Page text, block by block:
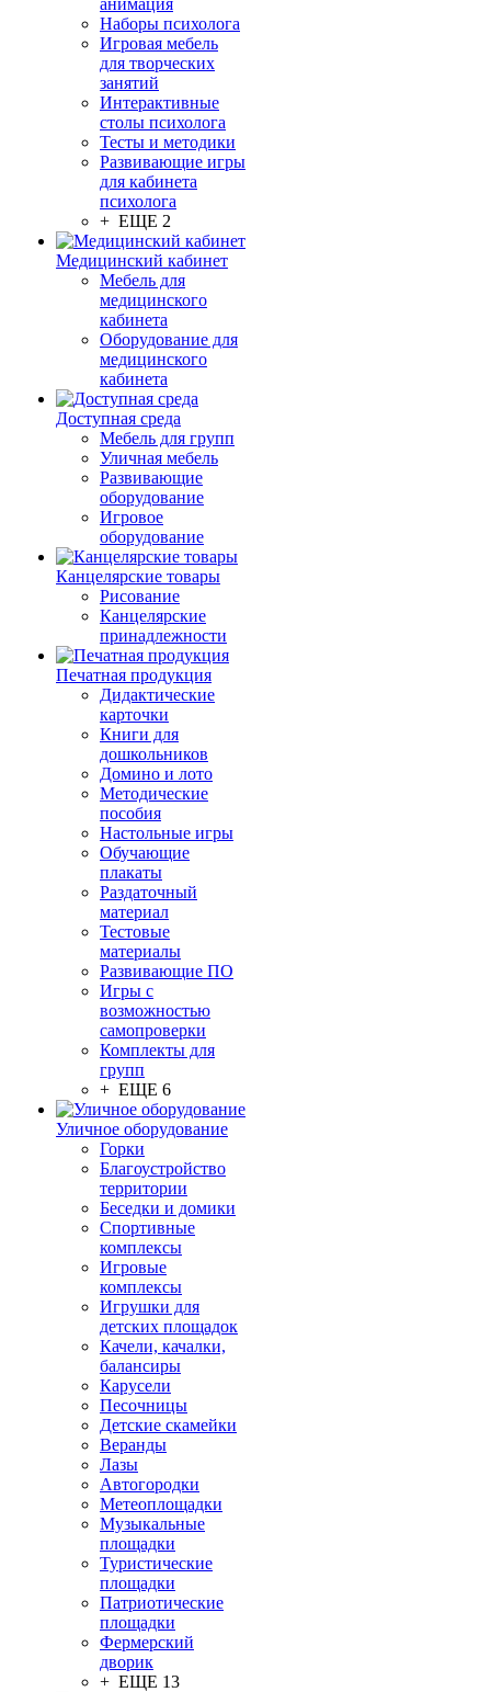
анимация
Наборы психолога
Игровая мебель
для творческих
занятий
Интерактивные
столы психолога
Тесты и методики
Развивающие игры
для кабинета
психолога
+ ЕЩЕ 2
Медицинский кабинет
Мебель для
медицинского
кабинета
Оборудование для
медицинского
кабинета
Доступная среда
Мебель для групп
Уличная мебель
Развивающие
оборудование
Игровое
оборудование
Канцелярские товары
Рисование
Канцелярские
принадлежности
Печатная продукция
Дидактические
карточки
Книги для
дошкольников
Домино и лото
Методические
пособия
Настольные игры
Обучающие
плакаты
Раздаточный
материал
Тестовые
материалы
Развивающие ПО
Игры с
возможностью
самопроверки
Комплекты для
групп
+ ЕЩЕ 6
Уличное оборудование
Горки
Благоустройство
территории
Беседки и домики
Спортивные
комплексы
Игровые
комплексы
Игрушки для
детских площадок
Качели, качалки,
балансиры
Карусели
Песочницы
Детские скамейки
Веранды
Лазы
Автогородки
Метеоплощадки
Музыкальные
площадки
Туристические
площадки
Патриотические
площадки
Фермерский
дворик
+ ЕЩЕ 13